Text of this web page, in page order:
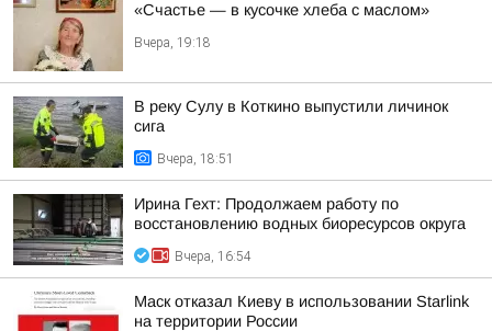
«Счастье — в кусочке хлеба с маслом»
Вчера, 19:18
В реку Сулу в Коткино выпустили личинок
сига
Вчера, 18:51
Ирина Гехт: Продолжаем работу по
восстановлению водных биоресурсов округа
Вчера, 16:54
Маск отказал Киеву в использовании Starlink
на территории России